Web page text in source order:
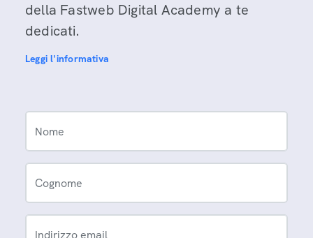
della Fastweb Digital Academy a te
dedicati.
Leggi l'informativa
Nome
Cognome
Indirizzo email